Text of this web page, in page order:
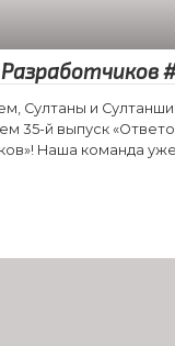
Султаны и
35-й выпуск
Наша команда